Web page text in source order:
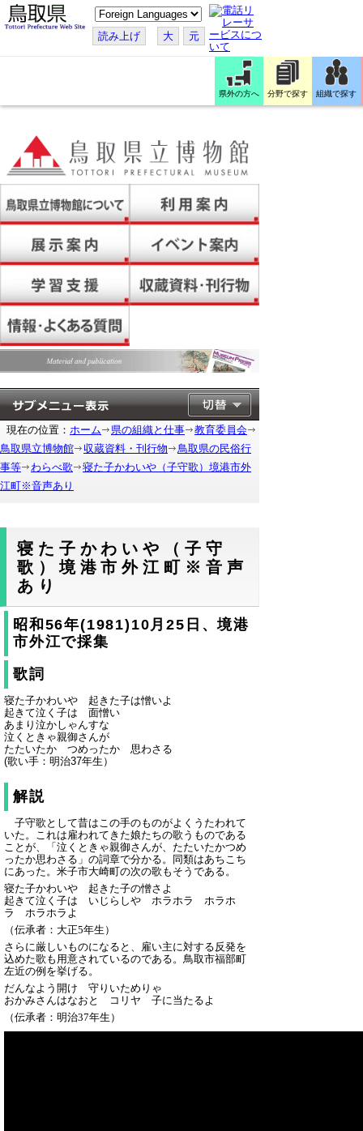
こ
の
ペ
ー
す
読み上げ 大 元
県外の方へ 分野で探す 組織で探す
現在の位置： ホーム 県の組織と仕事
教育委員会
鳥取県立博物館
収蔵資料・刊行物
鳥取県の民俗行
事等
わらべ歌
寝た子かわいや（子守歌）境港市外
江町※音声あり
寝た子かわいや（子守
歌）境港市外江町※音声
あり
昭和56年(1981)10月25日、境港
市外江で採集
歌詞
寝た子かわいや 起きた子は憎いよ
起きて泣く子は 面憎い
あまり泣かしゃんすな
泣くときゃ親御さんが
たたいたか つめったか 思わさる
(歌い手：明治37年生）
解説
子守歌として昔はこの手のものがよくうたわれて
いた。これは雇われてきた娘たちの歌うものである
ことが、「泣くときゃ親御さんが、たたいたかつめ
ったか思わさる」の詞章で分かる。同類はあちこち
にあった。米子市大崎町の次の歌もそうである。
寝た子かわいや 起きた子の憎さよ
起きて泣く子は いじらしや ホラホラ ホラホ
ラ ホラホラよ
（伝承者：大正5年生）
さらに厳しいものになると、雇い主に対する反発を
込めた歌も用意されているのである。鳥取市福部町
左近の例を挙げる。
だんなよう開け 守りいためりゃ
おかみさんはなおと コリヤ 子に当たるよ
（伝承者：明治37年生）